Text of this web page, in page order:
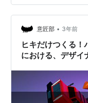
アルゲームチームの
ちらはその2回目で
ジュアルゲームの全
ください…
意匠部 • 3年前
ヒキだけつくる
における、デザイ